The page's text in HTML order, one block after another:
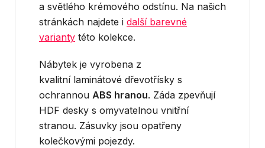
a světlého krémového odstínu. Na našich
stránkách najdete i další barevné
varianty této kolekce.
Nábytek je vyrobena z
kvalitní laminátové dřevotřísky s
ochrannou ABS hranou. Záda zpevňují
HDF desky s omyvatelnou vnitřní
stranou. Zásuvky jsou opatřeny
kolečkovými pojezdy.